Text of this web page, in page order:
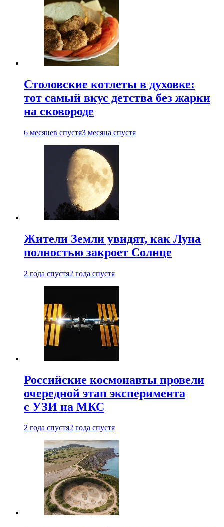
Столовские котлеты в духовке:
тот самый вкус детства без жарки
на сковороде
6 месяцев спустя3 месяца спустя
Жители Земли увидят, как Луна
полностью закроет Солнце
2 года спустя2 года спустя
Российские космонавты провели
очередной этап эксперимента
с УЗИ на МКС
2 года спустя2 года спустя